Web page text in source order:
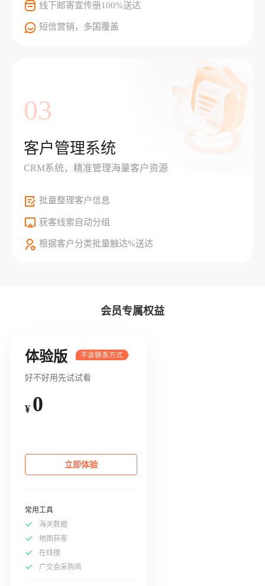
线下邮寄宣传册100%送达
短信营销，多国覆盖
03
客户管理系统
CRM系统，精准管理海量客户资源
批量整理客户信息
获客线索自动分组
根据客户分类批量触达%送达
会员专属权益
体验版
好不好用先试试看
¥ 0
立即体验
常用工具
海关数据
地图获客
在线搜
广交会采购商